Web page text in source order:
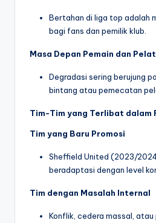
Bertahan di liga top adalah
bagi fans dan pemilik klub.
Masa Depan Pemain dan
Degradasi sering berujung
bintang atau pemecatan
Tim-Tim yang Terlibat dalam
Tim yang Baru Promosi
Sheffield United (2023/
beradaptasi dengan level
Tim dengan Masalah Internal
Konflik, cedera massal,